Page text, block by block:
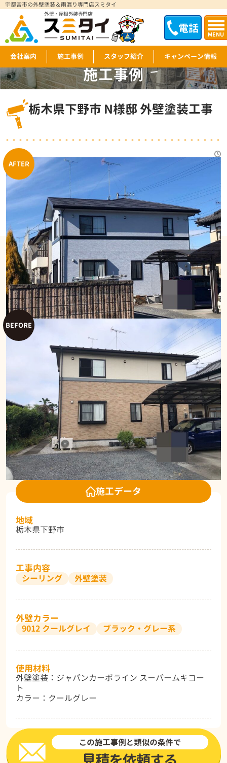
電話 MENU
宇都宮市の外壁塗装＆雨漏り専門店スミタイ
外壁・屋根外装専門店
会社案内 施工事例 スタッフ紹介 キャンペーン情報
施工事例
WORKS
栃木県下野市 N様邸 外壁塗装工事
施工データ
地域
栃木県下野市
工事内容
シーリング 外壁塗装
外壁カラー
9012 クールグレイ ブラック・グレー系
使用材料
外壁塗装：ジャパンカーボライン スーパームキコー
ト
カラー：クールグレー